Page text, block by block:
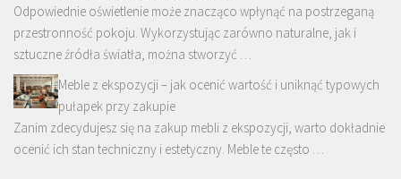
Odpowiednie oświetlenie może znacząco wpłynąć na postrzeganą
przestronność pokoju. Wykorzystując zarówno naturalne, jak i
sztuczne źródła światła, można stworzyć …
Meble z ekspozycji – jak ocenić wartość i uniknąć typowych
pułapek przy zakupie
Zanim zdecydujesz się na zakup mebli z ekspozycji, warto dokładnie
ocenić ich stan techniczny i estetyczny. Meble te często …